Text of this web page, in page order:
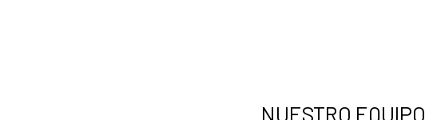
NUESTRO EQUIPO